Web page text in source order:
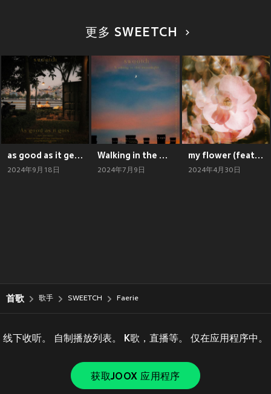
更多 SWEETCH
as good as it gets (feat. Alan Hsiao)
2024年9月18日
Walking in the moonlight
2024年7月9日
my flower (feat. minjeong)
2024年4月30日
首歌 歌手 SWEETCH Faerie
线下收听。 自制播放列表。 K歌，直播等。 仅在应用程序中。
获取JOOX 应用程序